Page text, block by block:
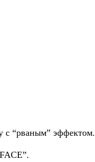
с “рваным” эффектом.